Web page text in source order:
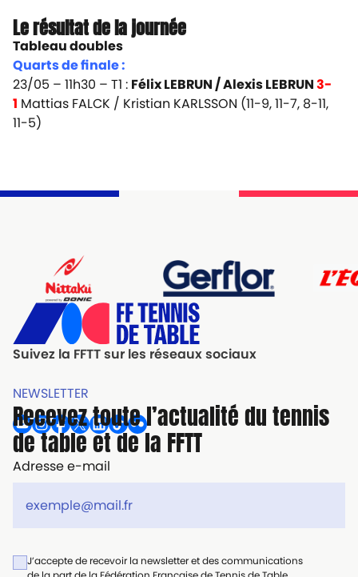
Le résultat de la journée
Tableau doubles
Quarts de finale :
23/05 – 11h30 – T1 : Félix LEBRUN / Alexis LEBRUN3-
1 Mattias FALCK / Kristian KARLSSON (11-9, 11-7, 8-11,
11-5)
Suivez la FFTT sur les réseaux sociaux
NEWSLETTER
Recevez toute l’actualité du tennis
de table et de la FFTT
Adresse e-mail
J’accepte de recevoir la newsletter et des communications